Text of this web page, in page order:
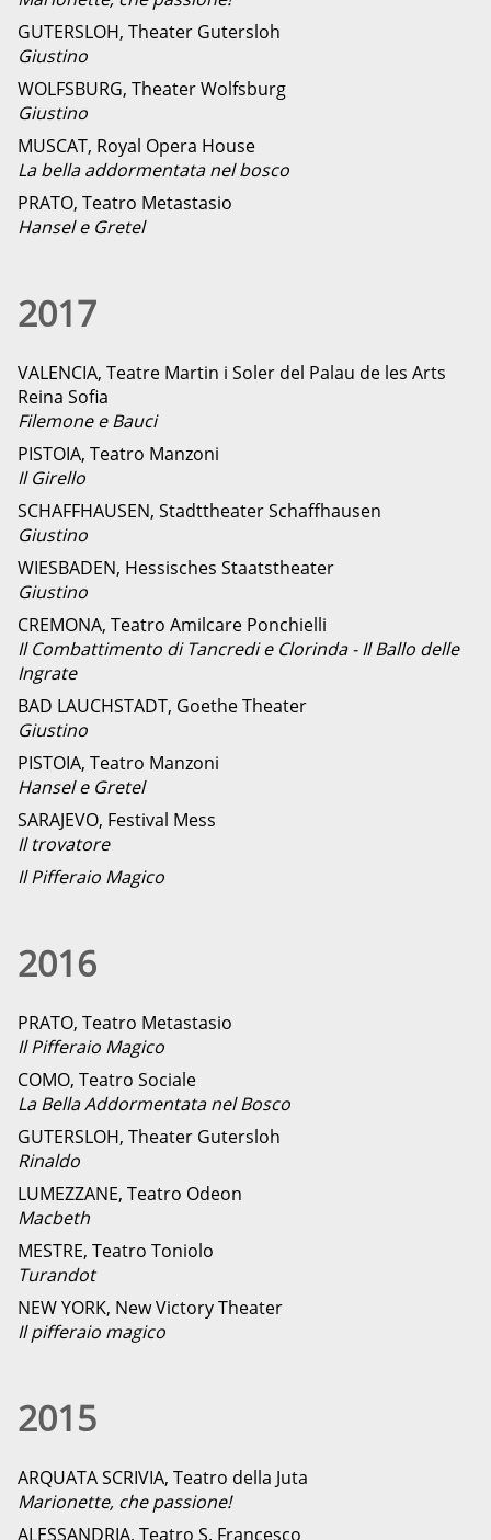
GUTERSLOH, Theater Gutersloh
Giustino
WOLFSBURG, Theater Wolfsburg
Giustino
MUSCAT, Royal Opera House
La bella addormentata nel bosco
PRATO, Teatro Metastasio
Hansel e Gretel
2017
VALENCIA, Teatre Martin i Soler del Palau de les Arts
Reina Sofia
Filemone e Bauci
PISTOIA, Teatro Manzoni
Il Girello
SCHAFFHAUSEN, Stadttheater Schaffhausen
Giustino
WIESBADEN, Hessisches Staatstheater
Giustino
CREMONA, Teatro Amilcare Ponchielli
Il Combattimento di Tancredi e Clorinda - Il Ballo delle
Ingrate
BAD LAUCHSTADT, Goethe Theater
Giustino
PISTOIA, Teatro Manzoni
Hansel e Gretel
SARAJEVO, Festival Mess
Il trovatore
Il Pifferaio Magico
2016
PRATO, Teatro Metastasio
Il Pifferaio Magico
COMO, Teatro Sociale
La Bella Addormentata nel Bosco
GUTERSLOH, Theater Gutersloh
Rinaldo
LUMEZZANE, Teatro Odeon
Macbeth
MESTRE, Teatro Toniolo
Turandot
NEW YORK, New Victory Theater
Il pifferaio magico
2015
ARQUATA SCRIVIA, Teatro della Juta
Marionette, che passione!
ALESSANDRIA, Teatro S. Francesco